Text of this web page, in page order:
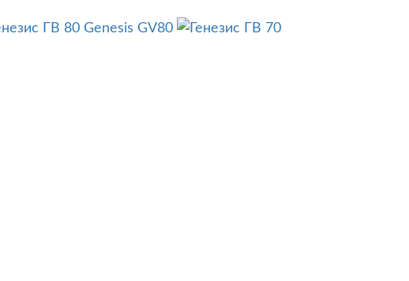
Genesis GV80